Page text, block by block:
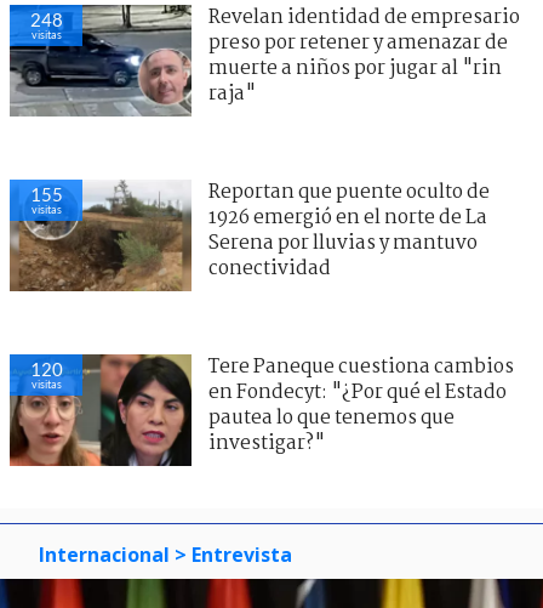
248
visitas
Revelan identidad de empresario
preso por retener y amenazar de
muerte a niños por jugar al "rin
raja"
155
visitas
Reportan que puente oculto de
1926 emergió en el norte de La
Serena por lluvias y mantuvo
conectividad
120
visitas
Tere Paneque cuestiona cambios
en Fondecyt: "¿Por qué el Estado
pautea lo que tenemos que
investigar?"
Internacional > Entrevista